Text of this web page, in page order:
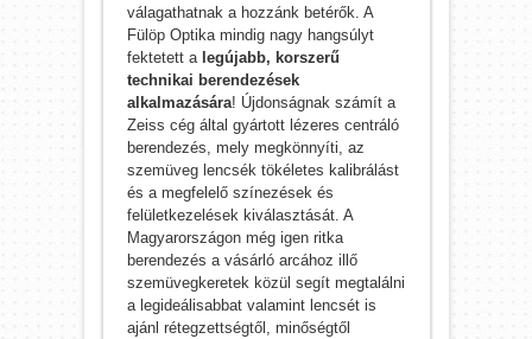
válagathatnak a hozzánk betérők. A
Fülöp Optika mindig nagy hangsúlyt
fektetett a legújabb, korszerű
technikai berendezések
alkalmazására! Újdonságnak számít a
Zeiss cég által gyártott lézeres centráló
berendezés, mely megkönnyíti, az
szemüveg lencsék tökéletes kalibrálást
és a megfelelő színezések és
felületkezelések kiválasztását. A
Magyarországon még igen ritka
berendezés a vásárló arcához illő
szemüvegkeretek közül segít megtalálni
a legideálisabbat valamint lencsét is
ajánl rétegzettségtől, minőségtől